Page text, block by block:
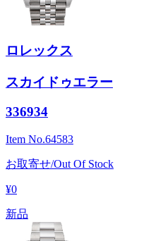
ロレックス
スカイドゥエラー
336934
Item No.64583
お取寄せ/Out Of Stock
¥0
新品